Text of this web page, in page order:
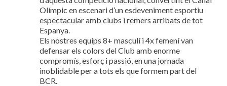
Olímpic en escenari d’un esdeveniment esportiu
espectacular amb clubs i remers arribats de tot
Espanya.
Els nostres equips 8+ masculí i 4x femení van
defensar els colors del Club amb enorme
compromís, esforç i passió, en una jornada
inoblidable per a tots els que formem part del
BCR.